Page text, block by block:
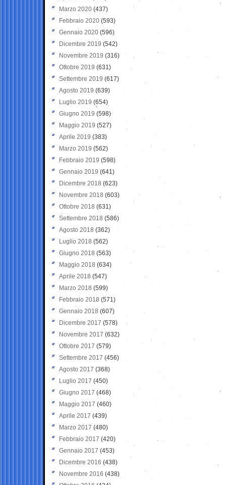
Marzo 2020 (437)
Febbraio 2020 (593)
Gennaio 2020 (596)
Dicembre 2019 (542)
Novembre 2019 (316)
Ottobre 2019 (631)
Settembre 2019 (617)
Agosto 2019 (639)
Luglio 2019 (654)
Giugno 2019 (598)
Maggio 2019 (527)
Aprile 2019 (383)
Marzo 2019 (562)
Febbraio 2019 (598)
Gennaio 2019 (641)
Dicembre 2018 (623)
Novembre 2018 (603)
Ottobre 2018 (631)
Settembre 2018 (586)
Agosto 2018 (362)
Luglio 2018 (562)
Giugno 2018 (563)
Maggio 2018 (634)
Aprile 2018 (547)
Marzo 2018 (599)
Febbraio 2018 (571)
Gennaio 2018 (607)
Dicembre 2017 (578)
Novembre 2017 (632)
Ottobre 2017 (579)
Settembre 2017 (456)
Agosto 2017 (368)
Luglio 2017 (450)
Giugno 2017 (468)
Maggio 2017 (460)
Aprile 2017 (439)
Marzo 2017 (480)
Febbraio 2017 (420)
Gennaio 2017 (453)
Dicembre 2016 (438)
Novembre 2016 (438)